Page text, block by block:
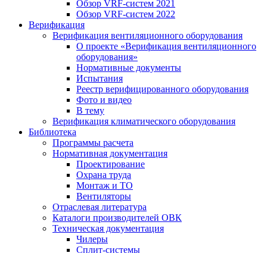
Обзор VRF-систем 2021
Обзор VRF-систем 2022
Верификация
Верификация вентиляционного оборудования
О проекте «Верификация вентиляционного
оборудования»
Нормативные документы
Испытания
Реестр верифицированного оборудования
Фото и видео
В тему
Верификация климатического оборудования
Библиотека
Программы расчета
Нормативная документация
Проектирование
Охрана труда
Монтаж и ТО
Вентиляторы
Отраслевая литература
Каталоги производителей ОВК
Техническая документация
Чилеры
Сплит-системы